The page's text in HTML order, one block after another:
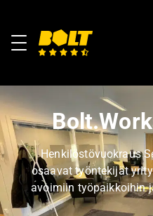
Valikko
etusivulle
Henkilöstövuokraus
osaavat työntekijät
avoimiin työpaikkoihin